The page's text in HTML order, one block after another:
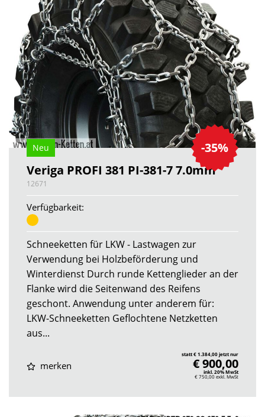
-35%
Neu
Veriga PROFI 381 PI-381-7 7.0mm
12671
Verfügbarkeit:
Schneeketten für LKW - Lastwagen zur
Verwendung bei Holzbeförderung und
Winterdienst Durch runde Kettenglieder an der
Flanke wird die Seitenwand des Reifens
geschont. Anwendung unter anderem für:
LKW-Schneeketten Geflochtene Netzketten
aus...
merken
statt € 1.384,00 jetzt nur
€ 900,00
inkl. 20% MwSt
€ 750,00exkl. MwSt